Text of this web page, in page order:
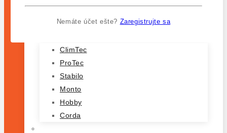
Košík
Môj Účet
ClimTec
ProTec
Stabilo
Monto
Hobby
Corda
Nemáte účet ešte? Zaregistrujte sa